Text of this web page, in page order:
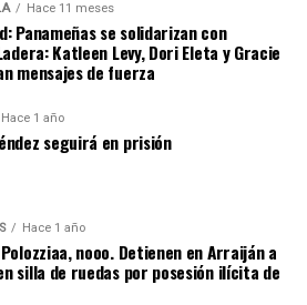
Hace 11 meses
Panameñas se solidarizan con
Katleen Levy, Dori Eleta y Gracie
mensajes de fuerza
Hace 1 año
seguirá en prisión
Hace 1 año
Polozziaa, nooo. Detienen en Arraiján a
silla de ruedas por posesión ilícita de